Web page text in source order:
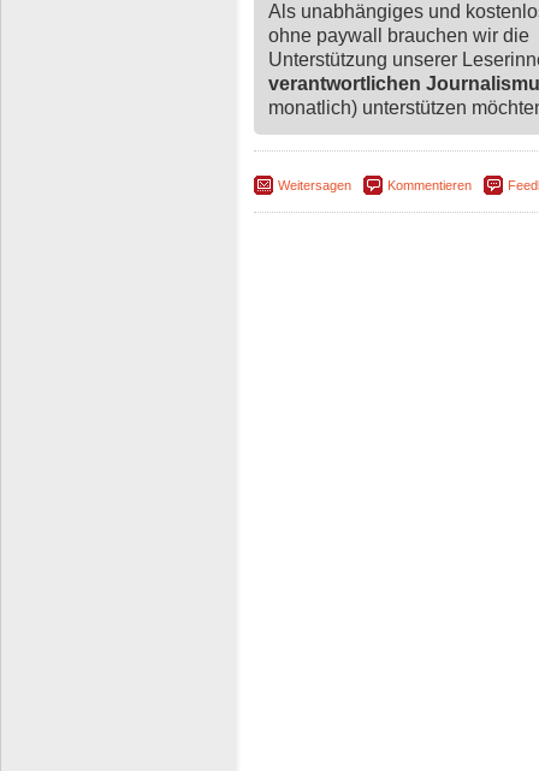
Als unabhängiges und
ohne paywall brauchen wir die
Unterstützung unserer
verantwortlichen
monatlich) unterstützen
Weitersagen Kommentieren